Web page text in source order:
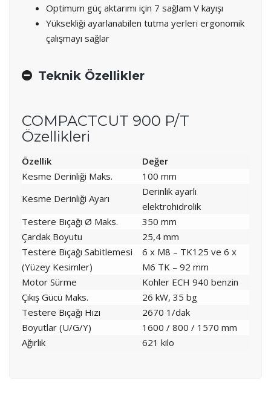
Optimum güç aktarımı için 7 sağlam V kayışı
Yüksekliği ayarlanabilen tutma yerleri ergonomik
çalışmayı sağlar
Teknik Özellikler
COMPACTCUT 900 P/T
Özellikleri
Özellik
Değer
Kesme Derinliği Maks.
100 mm
Kesme Derinliği Ayarı
Derinlik ayarlı
elektrohidrolik
Testere Bıçağı Ø Maks.
350 mm
Çardak Boyutu
25,4 mm
Testere Bıçağı Sabitlemesi
(Yüzey Kesimler)
6 x M8 – TK125 ve 6 x
M6 TK – 92 mm
Motor Sürme
Kohler ECH 940 benzin
Çıkış Gücü Maks.
26 kW, 35 bg
Testere Bıçağı Hızı
2670 1/dak
Boyutlar (U/G/Y)
1600 / 800 / 1570 mm
Ağırlık
621 kilo